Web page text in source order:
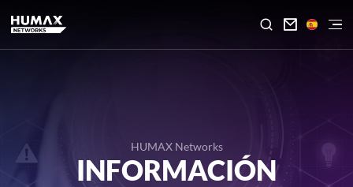

HUMAX Networks
INFORMACIÓN